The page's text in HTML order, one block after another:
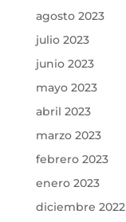
agosto 2023
julio 2023
junio 2023
mayo 2023
abril 2023
marzo 2023
febrero 2023
enero 2023
diciembre 2022